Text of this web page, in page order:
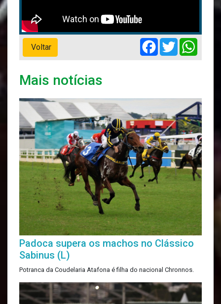
Voltar
Facebook
Twitter
Mais notícias
Padoca supera os machos no Clássico
Sabinus (L)
Potranca da Coudelaria Atafona é filha do nacional Chronnos.